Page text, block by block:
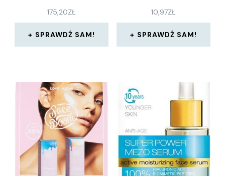
175,20ZŁ
SPRAWDŹ SAM!
10,97ZŁ
SPRAWDŹ SAM!